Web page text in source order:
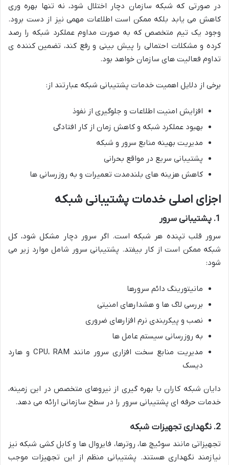
در صورتی که شبکه سازمان دچار اختلال شود، نه تنها بهره وری
کاهش می یابد بلکه ممکن است اطلاعات مهمی نیز از دست برود.
وجود یک تیم متخصص که به صورت مداوم عملکرد شبکه را رصد
کرده و مشکلات احتمالی را پیش بینی و رفع کند، تضمین کننده ی
تداوم فعالیت های سازمان خواهد بود.
برخی از دلایل اهمیت خدمات پشتیبانی شبکه عبارتند از:
افزایش امنیت اطلاعات و جلوگیری از نفوذ
بهبود عملکرد شبکه و کاهش زمان از کار افتادگی
مدیریت بهینه منابع سرور و شبکه
پشتیبانی سریع در مواقع بحرانی
کاهش هزینه های بلندمدت تعمیرات و به روزرسانی ها
اجزای اصلی خدمات پشتیبانی شبکه
1. پشتیبانی سرور
سرور قلب تپنده هر شبکه است. اگر سرور دچار مشکل شود، کل
شبکه ممکن است از کار بیفتد. پشتیبانی سرور شامل موارد زیر می
شود:
مانیتورینگ دائم سرورها
بررسی لاگ ها و هشدارهای امنیتی
نصب و پیکربندی نرم افزارهای ضروری
به روزرسانی سیستم عامل ها
مدیریت منابع سخت افزاری سرور مانند CPU، RAM و هارد
دیسک
دایان شبکه کاران با بهره گیری از نیروهای متخصص در این زمینه،
خدمات حرفه ای پشتیبانی سرور را در سطح سازمانی ارائه می دهد.
2. نگهداری تجهیزات شبکه
تجهیزاتی مانند سوئیچ ها، روترها، فایروال ها و کابل کشی شبکه نیز
نیازمند نگهداری هستند. پشتیبانی منظم از این تجهیزات موجب